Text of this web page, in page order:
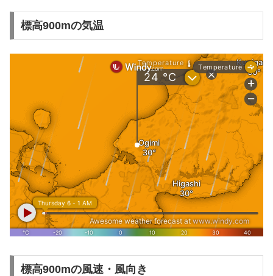
標高900mの気温
標高900mの風速・風向き